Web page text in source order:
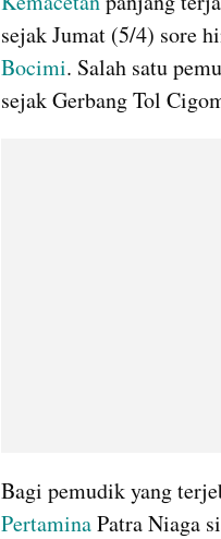
sejak Jumat (5/4) sore
Bocimi. Salah satu
sejak Gerbang Tol
Pertamina Patra Niaga